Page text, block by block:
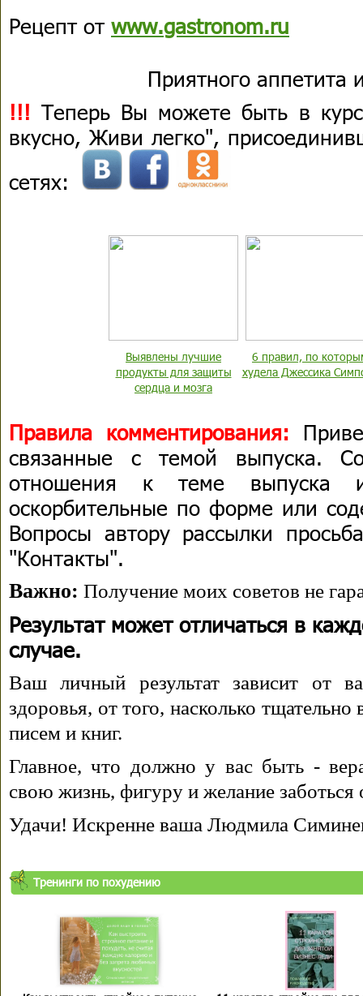
Рецепт от www.gastronom.ru
Приятного аппетита
!!! Теперь Вы можете быть в
вкусно, Живи легко",
сетях:
Выявлены лучшие
продукты для защиты
сердца и мозга
6 правил, по
худела Джессика
Правила комментирования:
связанные с темой выпуска.
отношения к теме выпуска
оскорбительные по форме или
Вопросы автору рассылки
"Контакты".
Важно: Получение моих советов не
Результат может отличаться в
случае.
Ваш личный результат зависит от
здоровья, от того, насколько
писем и книг.
Главное, что должно у вас быть -
свою жизнь, фигуру и желание заботься
Удачи! Искренне ваша Людмила
Тренинги по похудению